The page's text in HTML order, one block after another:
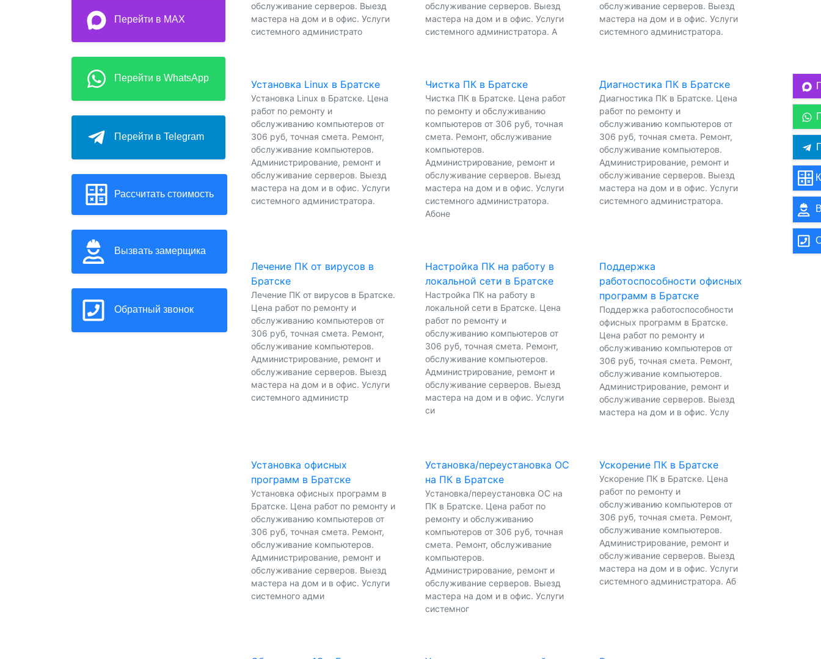
Перейти в MAX
Перейти в WhatsApp
Перейти в Telegram
Рассчитать стоимость
Вызвать замерщика
Обратный звонок
обслуживание серверов. Выезд
мастера на дом и в офис. Услуги
системного администрато
обслуживание серверов. Выезд
мастера на дом и в офис. Услуги
системного администратора. А
обслуживание серверов. Выезд
мастера на дом и в офис. Услуги
системного администратора.
Установка Linux в Братске
Установка Linux в Братске. Цена
работ по ремонту и
обслуживанию компьютеров от
306 руб, точная смета. Ремонт,
обслуживание компьютеров.
Администрирование, ремонт и
обслуживание серверов. Выезд
мастера на дом и в офис. Услуги
системного администратора.
Чистка ПК в Братске
Чистка ПК в Братске. Цена работ
по ремонту и обслуживанию
компьютеров от 306 руб, точная
смета. Ремонт, обслуживание
компьютеров.
Администрирование, ремонт и
обслуживание серверов. Выезд
мастера на дом и в офис. Услуги
системного администратора.
Абоне
Диагностика ПК в Братске
Диагностика ПК в Братске. Цена
работ по ремонту и
обслуживанию компьютеров от
306 руб, точная смета. Ремонт,
обслуживание компьютеров.
Администрирование, ремонт и
обслуживание серверов. Выезд
мастера на дом и в офис. Услуги
системного администратора.
Лечение ПК от вирусов в
Братске
Лечение ПК от вирусов в Братске.
Цена работ по ремонту и
обслуживанию компьютеров от
306 руб, точная смета. Ремонт,
обслуживание компьютеров.
Администрирование, ремонт и
обслуживание серверов. Выезд
мастера на дом и в офис. Услуги
системного администр
Настройка ПК на работу в
локальной сети в Братске
Настройка ПК на работу в
локальной сети в Братске. Цена
работ по ремонту и
обслуживанию компьютеров от
306 руб, точная смета. Ремонт,
обслуживание компьютеров.
Администрирование, ремонт и
обслуживание серверов. Выезд
мастера на дом и в офис. Услуги
си
Поддержка
работоспособности офисных
программ в Братске
Поддержка работоспособности
офисных программ в Братске.
Цена работ по ремонту и
обслуживанию компьютеров от
306 руб, точная смета. Ремонт,
обслуживание компьютеров.
Администрирование, ремонт и
обслуживание серверов. Выезд
мастера на дом и в офис. Услу
Установка офисных
программ в Братске
Установка офисных программ в
Братске. Цена работ по ремонту и
обслуживанию компьютеров от
306 руб, точная смета. Ремонт,
обслуживание компьютеров.
Администрирование, ремонт и
обслуживание серверов. Выезд
мастера на дом и в офис. Услуги
системного адми
Установка/переустановка ОС
на ПК в Братске
Установка/переустановка ОС на
ПК в Братске. Цена работ по
ремонту и обслуживанию
компьютеров от 306 руб, точная
смета. Ремонт, обслуживание
компьютеров.
Администрирование, ремонт и
обслуживание серверов. Выезд
мастера на дом и в офис. Услуги
системног
Ускорение ПК в Братске
Ускорение ПК в Братске. Цена
работ по ремонту и
обслуживанию компьютеров от
306 руб, точная смета. Ремонт,
обслуживание компьютеров.
Администрирование, ремонт и
обслуживание серверов. Выезд
мастера на дом и в офис. Услуги
системного администратора. Аб